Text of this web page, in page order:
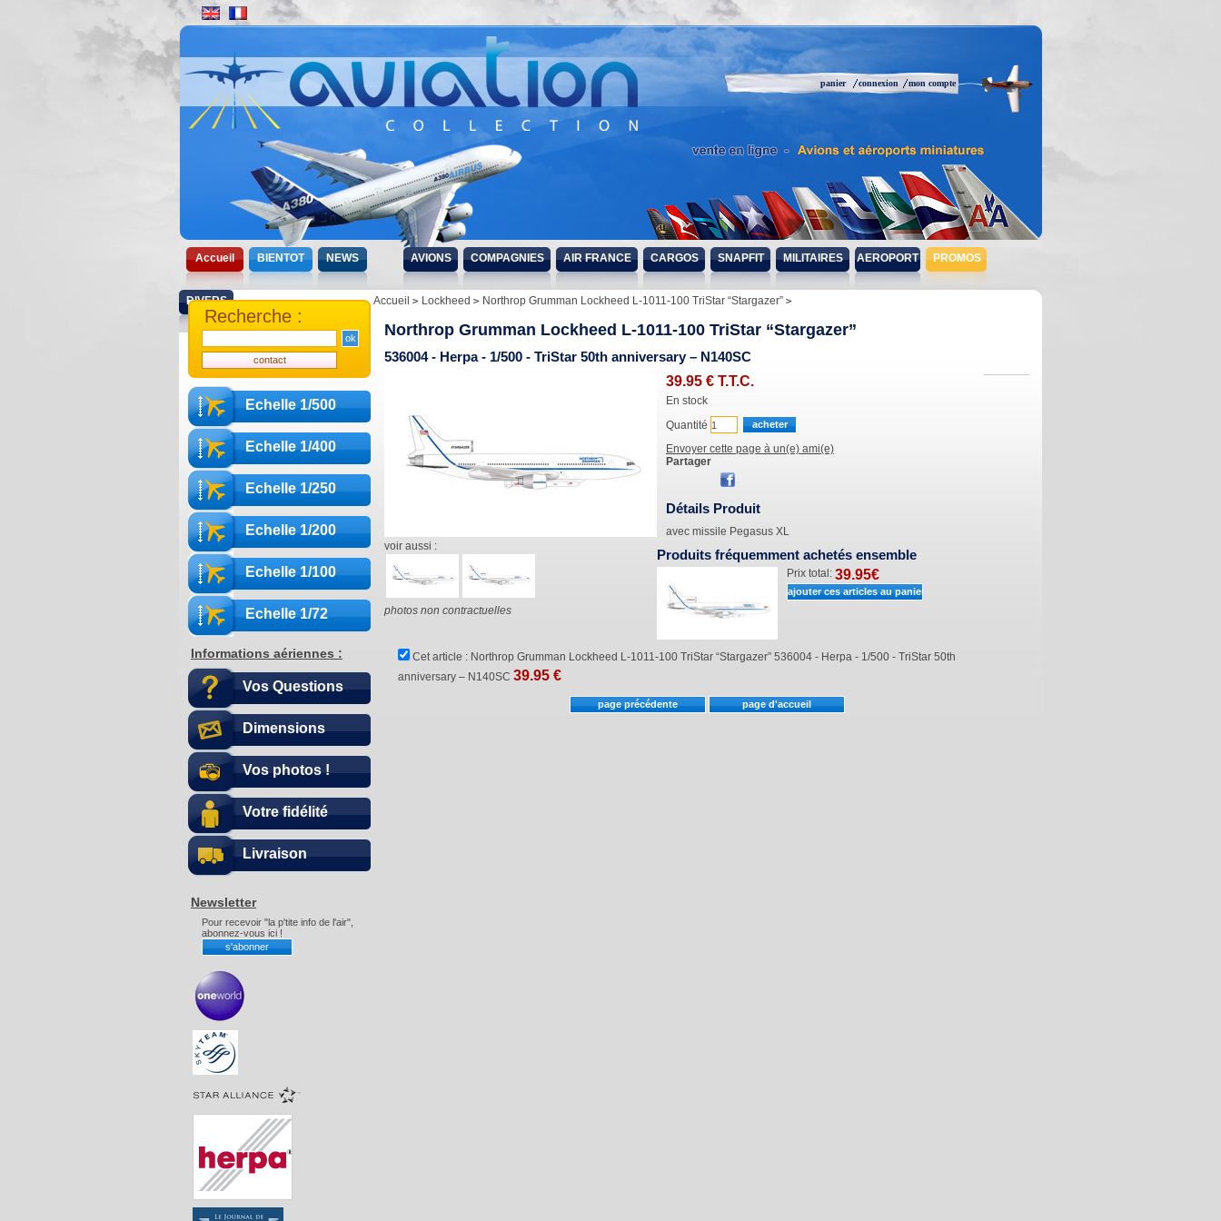
mon compte
connexion
panier
Accueil BIENTOT NEWS AVIONS COMPAGNIES AIR FRANCE CARGOS SNAPFIT MILITAIRES AEROPORT PROMOS
DIVERS
Echelle 1/500
Echelle 1/400
Echelle 1/250
Echelle 1/200
Echelle 1/100
Echelle 1/72
Informations aériennes :
Vos Questions
Dimensions
Vos photos !
Votre fidélité
Livraison
Recherche :
Newsletter
Pour recevoir "la p'tite info de l'air",
abonnez-vous ici !
Accueil Lockheed Northrop Grumman Lockheed L-1011-100 TriStar “Stargazer”
Northrop Grumman Lockheed L-1011-100 TriStar “Stargazer”
536004 - Herpa - 1/500 - TriStar 50th anniversary – N140SC
voir aussi :
photos non contractuelles
39.95 € T.T.C.
En stock
Quantité
Envoyer cette page à un(e) ami(e)
Partager
Détails Produit
avec missile Pegasus XL
Produits fréquemment achetés ensemble
Prix total:39.95€
Cet article : Northrop Grumman Lockheed L-1011-100 TriStar “Stargazer” 536004 - Herpa - 1/500 - TriStar 50th
anniversary – N140SC 39.95 €